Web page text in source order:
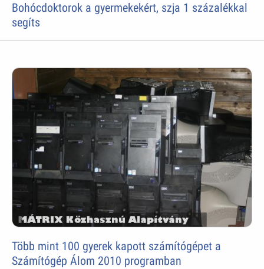
Bohócdoktorok a gyermekekért, szja 1 százalékkal
segíts
Több mint 100 gyerek kapott számítógépet a
Számítógép Álom 2010 programban